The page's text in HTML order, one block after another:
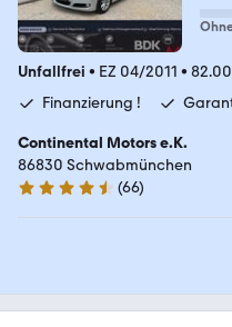
Unfallfrei • EZ 04/2011 •
Finanzierung !
Continental Motors e.K.
86830 Schwabmünchen
4.5 Sterne
(66)